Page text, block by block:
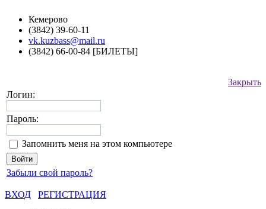
Кемерово
(3842) 39-60-11
vk.kuzbass@mail.ru
(3842) 66-00-84 [БИЛЕТЫ]
Закрыть
Логин:
Пароль:
Запомнить меня на этом компьютере
Забыли свой пароль?
ВХОД
РЕГИСТРАЦИЯ